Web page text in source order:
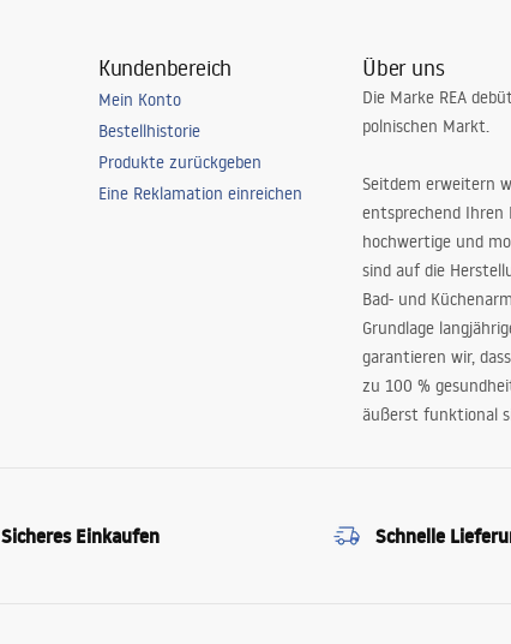
Kundenbereich
Mein Konto
Bestellhistorie
Produkte zurückgeben
Eine Reklamation einreichen
Über uns
Die Marke REA
polnischen Markt.
Seitdem erweitern
entsprechend Ihren
hochwertige und
sind auf die
Bad- und
Grundlage
garantieren wir,
zu 100 %
äußerst funktional
Sicheres Einkaufen Schnelle